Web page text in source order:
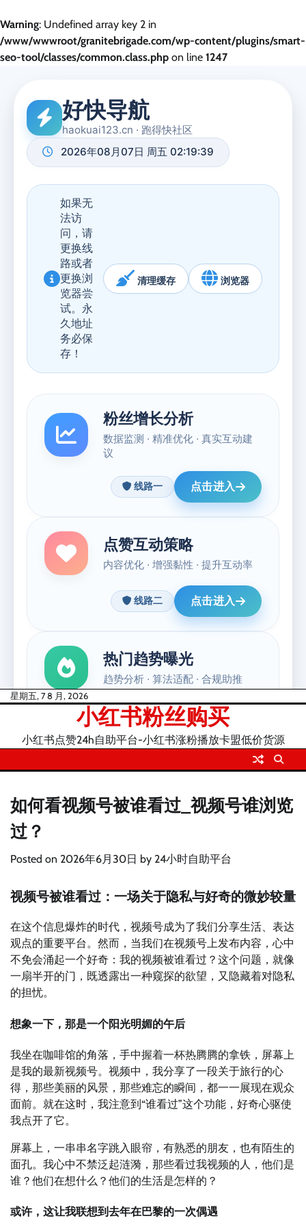
Warning: Undefined array key 2 in
/www/wwwroot/granitebrigade.com/wp-content/plugins/smart-
seo-tool/classes/common.class.php on line 1247
Skip星期五, 7 8 月, 2026
小红书粉丝购买
小红书点赞24h自助平台-小红书涨粉播放卡盟低价货源
如何看视频号被谁看过_视频号谁浏览
过？
Posted on 2026年6月30日 by 24小时自助平台
视频号被谁看过：一场关于隐私与好奇的微妙较量
在这个信息爆炸的时代，视频号成为了我们分享生活、表达
观点的重要平台。然而，当我们在视频号上发布内容，心中
不免会涌起一个好奇：我的视频被谁看过？这个问题，就像
一扇半开的门，既透露出一种窥探的欲望，又隐藏着对隐私
的担忧。
想象一下，那是一个阳光明媚的午后
我坐在咖啡馆的角落，手中握着一杯热腾腾的拿铁，屏幕上
是我的最新视频号。视频中，我分享了一段关于旅行的心
得，那些美丽的风景，那些难忘的瞬间，都一一展现在观众
面前。就在这时，我注意到“谁看过”这个功能，好奇心驱使
我点开了它。
屏幕上，一串串名字跳入眼帘，有熟悉的朋友，也有陌生的
面孔。我心中不禁泛起涟漪，那些看过我视频的人，他们是
谁？他们在想什么？他们的生活是怎样的？
或许，这让我联想到去年在巴黎的一次偶遇